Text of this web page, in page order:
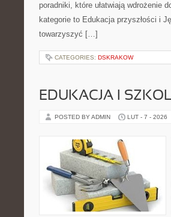
poradniki, które ułatwiają wdrożenie
kategorie to Edukacja przyszłości i
towarzyszyć […]
CATEGORIES: DSKRAKOW
EDUKACJA I
POSTED BY ADMIN LUT - 7 - 2026